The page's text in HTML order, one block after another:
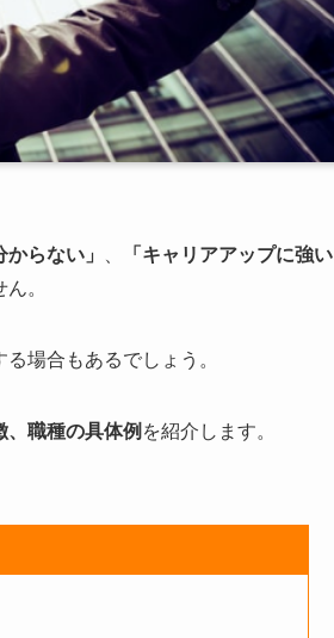
らない」
「キャリアアップに強い
。
る場合もあるでしょう。
、職種の具体例 を紹介します。